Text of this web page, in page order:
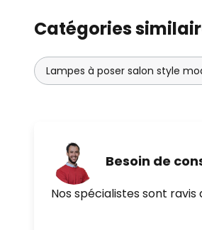
Catégories
Lampes à poser salon style
Besoin de
Nos spécialistes sont ravis